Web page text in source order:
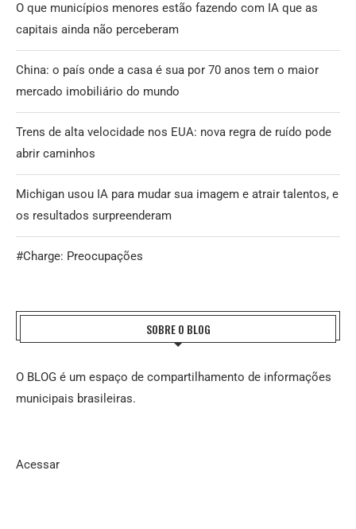
O que municípios menores estão fazendo com IA que as
capitais ainda não perceberam
China: o país onde a casa é sua por 70 anos tem o maior
mercado imobiliário do mundo
Trens de alta velocidade nos EUA: nova regra de ruído pode
abrir caminhos
Michigan usou IA para mudar sua imagem e atrair talentos, e
os resultados surpreenderam
#Charge: Preocupações
SOBRE O BLOG
O BLOG é um espaço de compartilhamento de informações
municipais brasileiras.
Acessar